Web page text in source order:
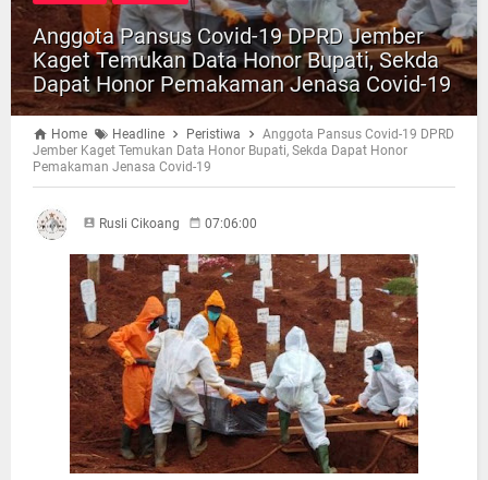
Anggota Pansus Covid-19 DPRD Jember
Kaget Temukan Data Honor Bupati, Sekda
Dapat Honor Pemakaman Jenasa Covid-19
Home Headline Peristiwa
Anggota Pansus Covid-19 DPRD
Jember Kaget Temukan Data Honor Bupati, Sekda Dapat Honor
Pemakaman Jenasa Covid-19
Rusli Cikoang 07:06:00